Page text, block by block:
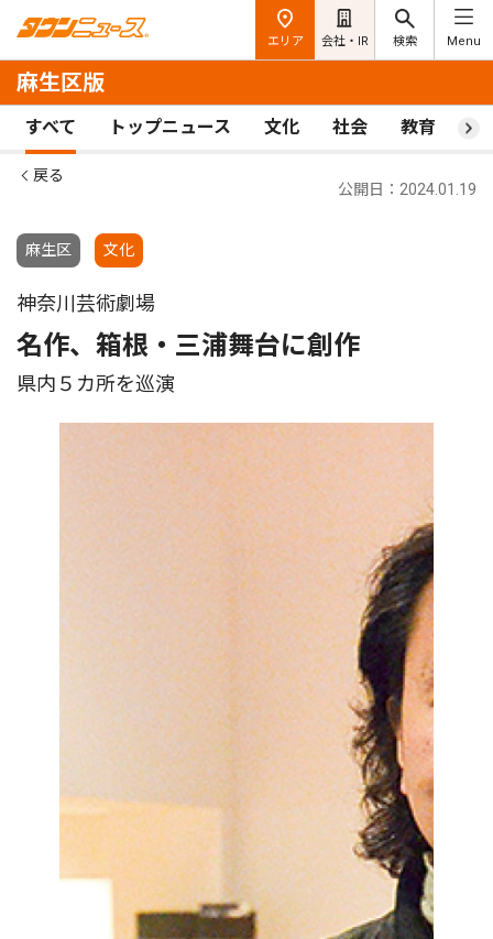
エリア 会社・IR 検索 Menu
麻生区版
すべて トップニュース 文化 社会 教育 ス
戻る
麻生区 文化
公開日：2024.01.19
神奈川芸術劇場
名作、箱根・三浦舞台に創作
県内５カ所を巡演